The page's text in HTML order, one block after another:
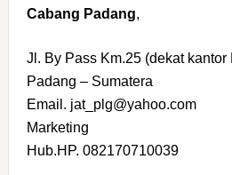
Cabang Padang,
Jl. By Pass Km.25 (dekat kantor
Padang – Sumatera
Email. jat_plg@yahoo.com
Marketing
Hub.HP. 082170710039